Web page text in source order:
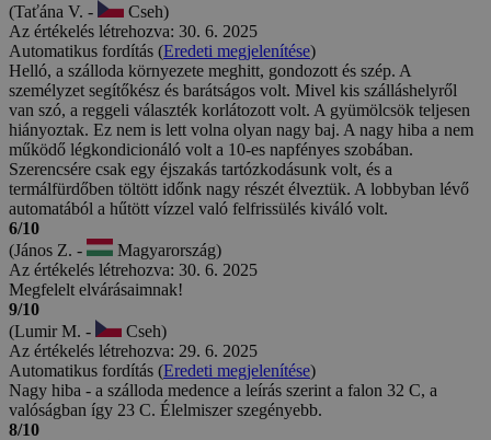
(Taťána V. -
Cseh)
Az értékelés létrehozva: 30. 6. 2025
Automatikus fordítás (Eredeti megjelenítése)
Helló, a szálloda környezete meghitt, gondozott és szép. A
személyzet segítőkész és barátságos volt. Mivel kis szálláshelyről
van szó, a reggeli választék korlátozott volt. A gyümölcsök teljesen
hiányoztak. Ez nem is lett volna olyan nagy baj. A nagy hiba a nem
működő légkondicionáló volt a 10-es napfényes szobában.
Szerencsére csak egy éjszakás tartózkodásunk volt, és a
termálfürdőben töltött időnk nagy részét élveztük. A lobbyban lévő
automatából a hűtött vízzel való felfrissülés kiváló volt.
6/10
(János Z. -
Magyarország)
Az értékelés létrehozva: 30. 6. 2025
Megfelelt elvárásaimnak!
9/10
(Lumir M. -
Cseh)
Az értékelés létrehozva: 29. 6. 2025
Automatikus fordítás (Eredeti megjelenítése)
Nagy hiba - a szálloda medence a leírás szerint a falon 32 C, a
valóságban így 23 C. Élelmiszer szegényebb.
8/10